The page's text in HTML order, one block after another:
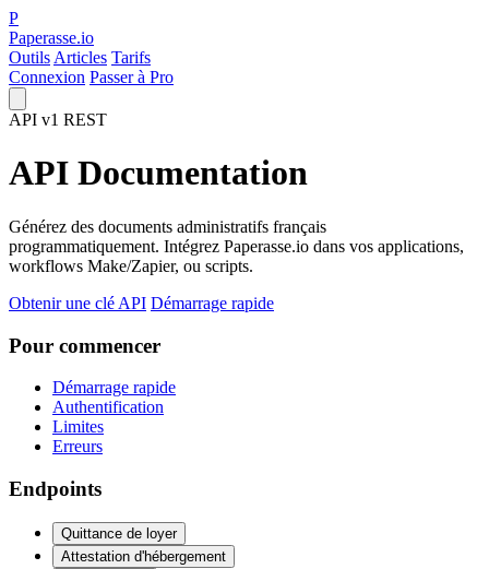
P
Paperasse.io
Outils Articles Tarifs
Connexion Passer à Pro
API v1 REST
API Documentation
Générez des documents administratifs français
programmatiquement. Intégrez Paperasse.io dans vos applications,
workflows Make/Zapier, ou scripts.
Obtenir une clé API Démarrage rapide
Pour commencer
Démarrage rapide
Authentification
Limites
Erreurs
Endpoints
Quittance de loyer
Attestation d'hébergement